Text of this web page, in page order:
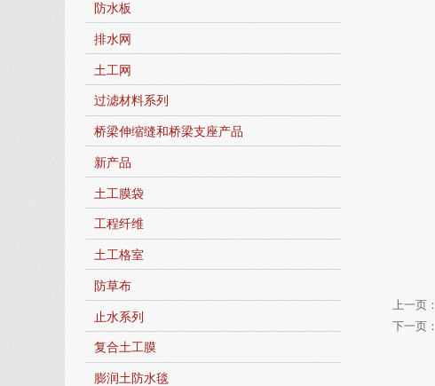
防水板
排水网
土工网
过滤材料系列
桥梁伸缩缝和桥梁支座产品
新产品
土工膜袋
工程纤维
土工格室
防草布
止水系列
复合土工膜
膨润土防水毯
上一页：
下一页：